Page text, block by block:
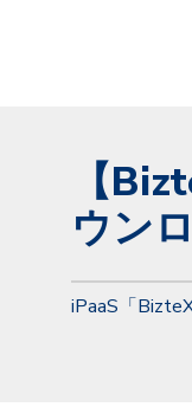
【
ウン
iPaaS「